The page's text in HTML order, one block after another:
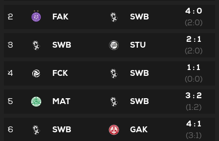
2 FAK SWB
4 : 0
(2:0)
3 SWB STU
2 : 1
(2:0)
4 FCK SWB
1 : 1
(0:0)
5 MAT SWB
3 : 2
(1:2)
6 SWB GAK
4 : 1
(3:1)